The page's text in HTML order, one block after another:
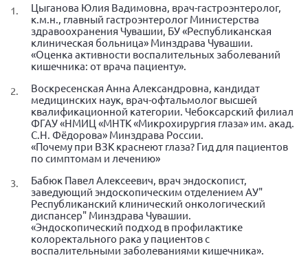
Конференция ОООИБРС 2023
Конференция ОООИБРС 2022
Конференция ОООИБРС 2021
Конференция ВСЭ 2021
Конференция ОООИБРС 2020
Документы съездов
Первый съезд
Второй съезд
Третий съезд
Четвертый съезд
Пятый съезд
Шестой съезд
ОФ «Фонд содействия больным рассеянным
склерозом»
Цыганова Юлия Вадимовна, врач-гастроэнтеролог,
к.м.н., главный гастроэнтеролог Министерства
здравоохранения Чувашии, БУ «Республиканская
клиническая больница» Минздрава Чувашии.
«Оценка активности воспалительных заболеваний
кишечника: от врача пациенту».
Воскресенская Анна Александровна, кандидат
медицинских наук, врач-офтальмолог высшей
квалификационной категории. Чебоксарский филиал
ФГАУ «НМИЦ «МНТК «Микрохирургия глаза» им. акад.
С.Н. Фёдорова» Минздрава России.
«Почему при ВЗК краснеют глаза? Гид для пациентов
по симптомам и лечению»
Бабюк Павел Алексеевич, врач эндоскопист,
заведующий эндоскопическим отделением АУ"
Республиканский клинический онкологический
диспансер" Минздрава Чувашии.
«Эндоскопический подход в профилактике
колоректального рака у пациентов с
воспалительными заболеваниями кишечника».